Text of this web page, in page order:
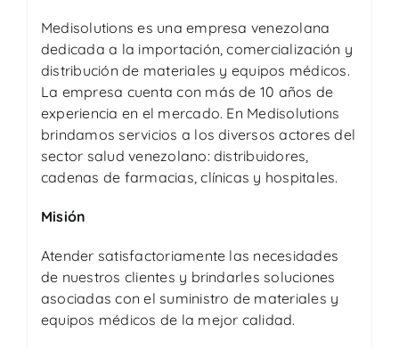
Medisolutions es una empresa venezolana
dedicada a la importación, comercialización y
distribución de materiales y equipos médicos.
La empresa cuenta con más de 10 años de
experiencia en el mercado. En Medisolutions
brindamos servicios a los diversos actores del
sector salud venezolano: distribuidores,
cadenas de farmacias, clínicas y hospitales.
Misión
Atender satisfactoriamente las necesidades
de nuestros clientes y brindarles soluciones
asociadas con el suministro de materiales y
equipos médicos de la mejor calidad.